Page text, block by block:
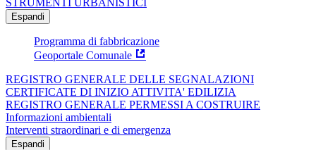
Espandi
Programma di fabbricazione
Geoportale Comunale
REGISTRO GENERALE DELLE SEGNALAZIONI
CERTIFICATE DI INIZIO ATTIVITA' EDILIZIA
REGISTRO GENERALE PERMESSI A COSTRUIRE
Informazioni ambientali
Interventi straordinari e di emergenza
Espandi